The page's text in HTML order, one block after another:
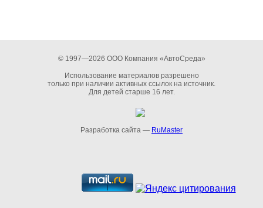
© 1997—2026 ООО Компания «АвтоСреда»
Использование материалов разрешено
только при наличии активных ссылок на источник.
Для детей старше 16 лет.
Разработка сайта — RuMaster